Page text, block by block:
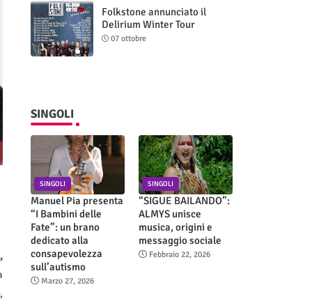
,
Folkstone annunciato il
Delirium Winter Tour
(Special Edition)
07 ottobre
SINGOLI
SINGOLI
Manuel Pia presenta
“I Bambini delle
Fate”: un brano
dedicato alla
consapevolezza
sull’autismo
Marzo 27, 2026
SINGOLI
“SIGUE BAILANDO”:
ALMYS unisce
musica, origini e
messaggio sociale
Febbraio 22, 2026